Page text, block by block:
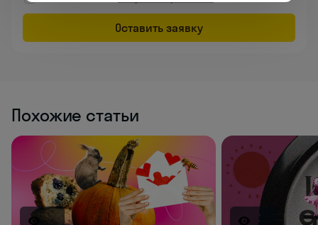
Оставить заявку
Похожие статьи